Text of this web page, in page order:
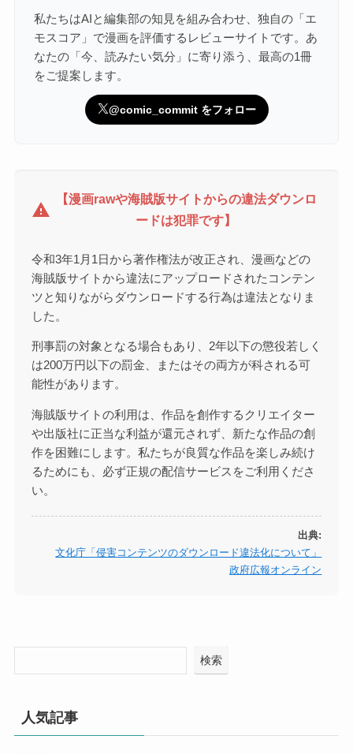
私たちはAIと編集部の知見を組み合わせ、独自の「エ
モスコア」で漫画を評価するレビューサイトです。あ
なたの「今、読みたい気分」に寄り添う、最高の1冊
をご提案します。
@comic_commit をフォロー
warning
【漫画rawや海賊版サイトからの違法ダウンロ
ードは犯罪です】
令和3年1月1日から著作権法が改正され、漫画などの
海賊版サイトから違法にアップロードされたコンテン
ツと知りながらダウンロードする行為は違法となりま
した。
刑事罰の対象となる場合もあり、2年以下の懲役若しく
は200万円以下の罰金、またはその両方が科される可
能性があります。
海賊版サイトの利用は、作品を創作するクリエイター
や出版社に正当な利益が還元されず、新たな作品の創
作を困難にします。私たちが良質な作品を楽しみ続け
るためにも、必ず正規の配信サービスをご利用くださ
い。
出典:
文化庁「侵害コンテンツのダウンロード違法化について」
政府広報オンライン
検索
人気記事